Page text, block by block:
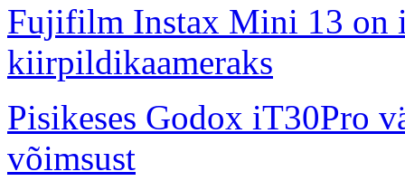
Fujifilm Instax Mini 13 on
kiirpildikaameraks
Pisikeses Godox iT30Pro
võimsust